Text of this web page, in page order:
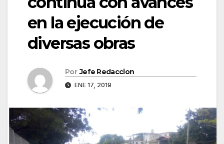
en la ejecución de
diversas obras
Por Jefe Redaccion
ENE 17, 2019